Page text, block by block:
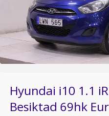
Hyundai i10 1.1
Besiktad 69hk